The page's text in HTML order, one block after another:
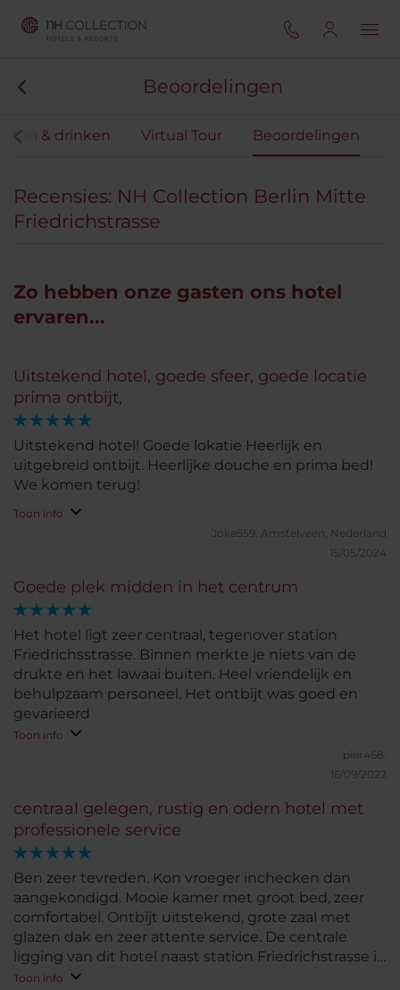
Beoordelingen
Eten & drinken Virtual Tour Beoordelingen
Recensies: NH Collection Berlin Mitte
Friedrichstrasse
Zo hebben onze gasten ons hotel
ervaren...
Uitstekend hotel, goede sfeer, goede locatie
prima ontbijt,
Uitstekend hotel! Goede lokatie Heerlijk en
uitgebreid ontbijt. Heerlijke douche en prima bed!
We komen terug!
Toon info
Joke559. Amstelveen, Nederland
15/05/2024
Goede plek midden in het centrum
Het hotel ligt zeer centraal, tegenover station
Friedrichsstrasse. Binnen merkte je niets van de
drukte en het lawaai buiten. Heel vriendelijk en
behulpzaam personeel. Het ontbijt was goed en
gevarieerd
Toon info
pier468.
16/09/2022
centraal gelegen, rustig en odern hotel met
professionele service
Ben zeer tevreden. Kon vroeger inchecken dan
aangekondigd. Mooie kamer met groot bed, zeer
comfortabel. Ontbijt uitstekend, grote zaal met
glazen dak en zeer attente service. De centrale
ligging van dit hotel naast station Friedrichstrasse is
ideaal om Berlijn te verkennen.
Toon info